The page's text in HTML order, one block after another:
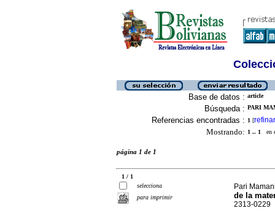
Base de datos : article
Búsqueda : PARI
Referencias encontradas : 1 [refinar
Mostrando: 1 .. 1 en
página 1 de 1
1 / 1
selecciona
para imprimir
Pari
de la
2313-0229